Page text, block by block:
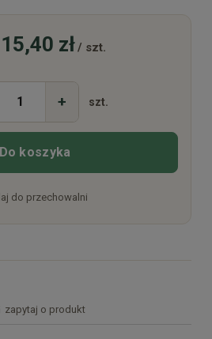
15,40 zł/ szt.
+ szt.
Do koszyka
do przechowalni
zapytaj o produkt